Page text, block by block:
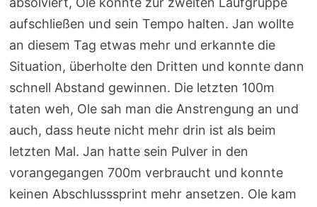
aufschließen und sein Tempo halten. Jan wollte
an diesem Tag etwas mehr und erkannte die
Situation, überholte den Dritten und konnte dann
schnell Abstand gewinnen. Die letzten 100m
taten weh, Ole sah man die Anstrengung an und
auch, dass heute nicht mehr drin ist als beim
letzten Mal. Jan hatte sein Pulver in den
vorangegangen 700m verbraucht und konnte
keinen Abschlusssprint mehr ansetzen. Ole kam